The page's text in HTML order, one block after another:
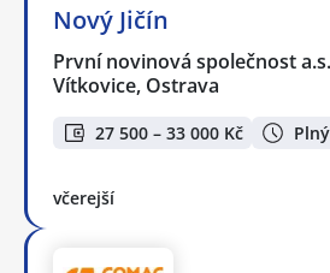
Nový Jičín
První novinová společnost a.s.
Vítkovice, Ostrava
27 500 – 33 000 Kč
včerejší